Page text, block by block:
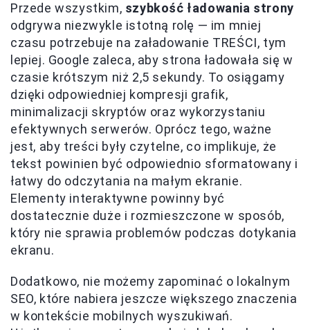
Przede wszystkim, szybkość ładowania strony
odgrywa niezwykle istotną rolę — im mniej
czasu potrzebuje na załadowanie TREŚCI, tym
lepiej. Google zaleca, aby strona ładowała się w
czasie krótszym niż 2,5 sekundy. To osiągamy
dzięki odpowiedniej kompresji grafik,
minimalizacji skryptów oraz wykorzystaniu
efektywnych serwerów. Oprócz tego, ważne
jest, aby treści były czytelne, co implikuje, że
tekst powinien być odpowiednio sformatowany i
łatwy do odczytania na małym ekranie.
Elementy interaktywne powinny być
dostatecznie duże i rozmieszczone w sposób,
który nie sprawia problemów podczas dotykania
ekranu.
Dodatkowo, nie możemy zapominać o lokalnym
SEO, które nabiera jeszcze większego znaczenia
w kontekście mobilnych wyszukiwań.